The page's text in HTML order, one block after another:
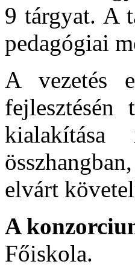
9 tárgyat. A
pedagógiai
A vezetés
fejlesztésén
kialakítása
elvárt
A
Főiskola.